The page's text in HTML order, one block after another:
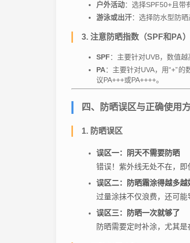
户外活动：选择SPF50+且带
游泳或出汗：选择防水型防晒
3. 注意防晒指数（SPF和PA）
SPF：主要针对UVB，数值
PA：主要针对UVA，用“+”
议PA+++或PA++++。
四、防晒误区与正确使用
1. 防晒误区
误区一：阴天不需要防晒
错误！紫外线无处不在，即
误区二：防晒霜涂得越多越
过量涂抹不仅浪费，还可能
误区三：防晒一次就够了
防晒需要定时补涂，尤其是